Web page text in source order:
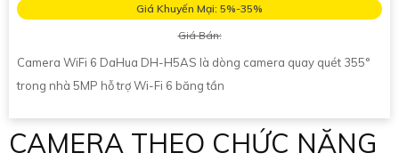
Giá Khuyến Mại: 5%-35%
Giá Bán:
Camera WiFi 6 DaHua DH-H5AS là dòng camera quay quét 355°
trong nhà 5MP hỗ trợ Wi-Fi 6 băng tần
CAMERA THEO CHỨC NĂNG